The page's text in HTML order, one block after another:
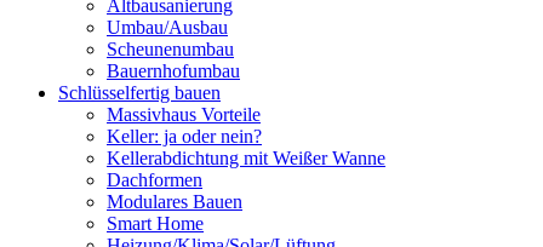
Altbausanierung
Umbau/Ausbau
Scheunenumbau
Bauernhofumbau
Schlüsselfertig bauen
Massivhaus Vorteile
Keller: ja oder nein?
Kellerabdichtung mit Weißer Wanne
Dachformen
Modulares Bauen
Smart Home